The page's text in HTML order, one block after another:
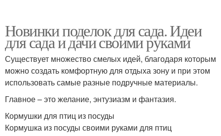
Новинки поделок для сада. Идеи
для сада и дачи своими руками
Существует множество смелых идей, благодаря которым
можно создать комфортную для отдыха зону и при этом
использовать самые разные подручные материалы.
Главное – это желание, энтузиазм и фантазия.
Кормушки для птиц из посуды
Кормушка из посуды своими руками для птиц